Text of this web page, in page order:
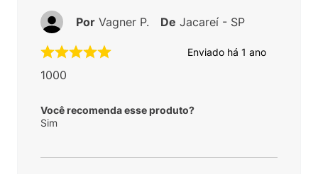
Enviado há 1 ano
1000
Você recomenda esse produto?
Sim
Por Vagner P. De Jacareí - SP